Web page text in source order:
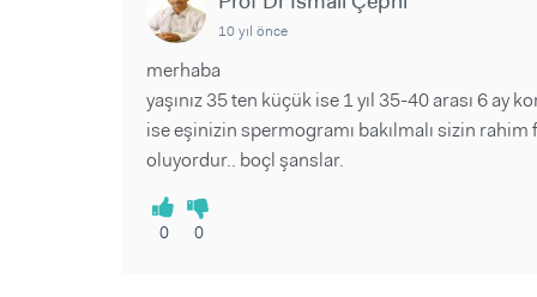
10 yıl önce
merhaba
yaşınız 35 ten küçük ise 1 yıl 35-40 arası 6 ay
ise eşinizin spermogramı bakılmalı sizin
oluyordur.. boçl şanslar.
0 0